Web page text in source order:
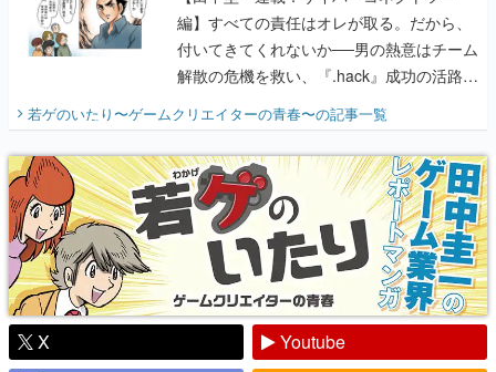
編】すべての責任はオレが取る。だから、
付いてきてくれないか──男の熱意はチーム
解散の危機を救い、『.hack』成功の活路を
開く。業界の快男児・松山 洋に流れる血は
『少年ジャンプ』色だった【若ゲのいた
り】
若ゲのいたり〜ゲームクリエイターの青春〜の記事一覧
X
Youtube